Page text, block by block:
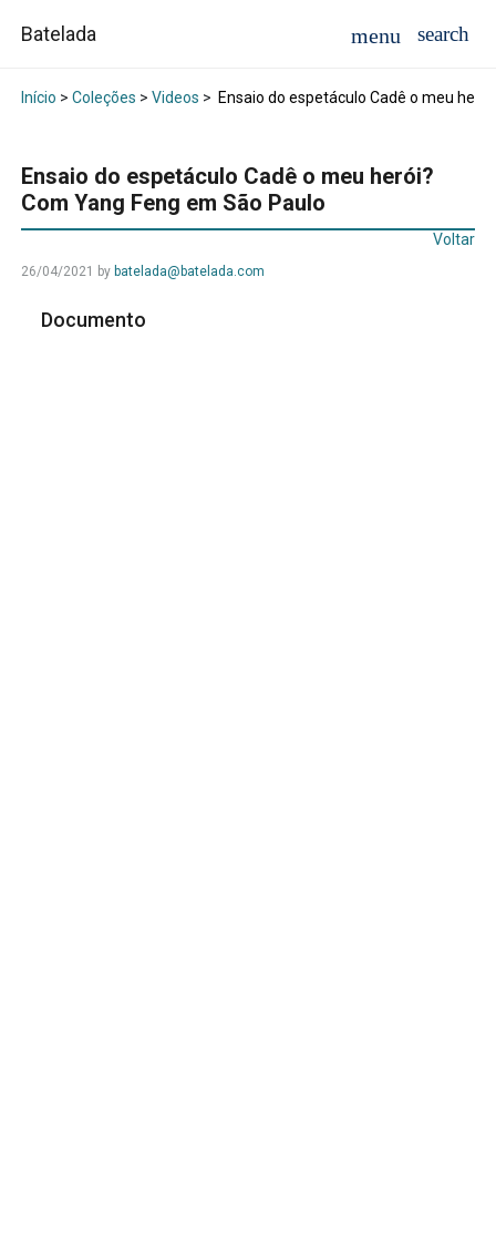
Batelada
Início > Coleções > Videos > Ensaio do espetáculo Cadê o meu
Ensaio do espetáculo Cadê o meu herói?
Com Yang Feng em São Paulo
Voltar
26/04/2021 by batelada@batelada.com
Documento